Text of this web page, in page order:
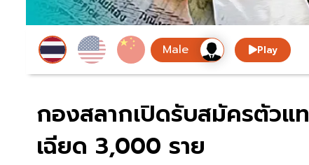
Play
กองสลากเปิดรับสมัครตัว
เฉียด 3,000 ราย